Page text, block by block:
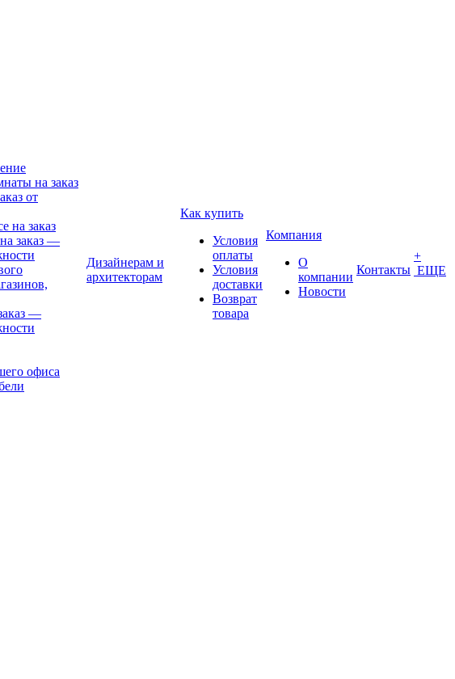
на заказ
от
на заказ
заказ —
—
офиса
Дизайнерам и
архитекторам
Как купить
Условия
оплаты
Условия
доставки
Возврат
товара
Компания
О
компании
Новости
Контакты
+
ЕЩЕ